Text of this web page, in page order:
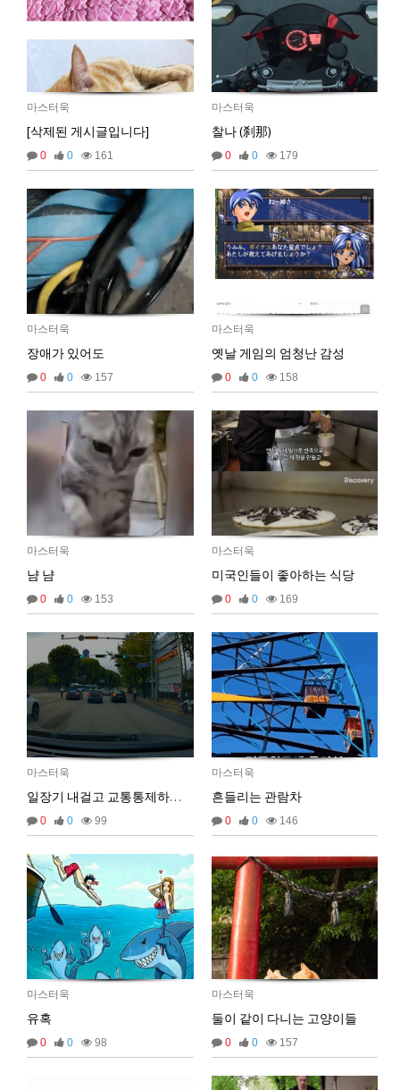
마스터욱
[삭제된 게시글입니다]
0 0 161
마스터욱
찰나 (刹那)
0 0 179
마스터욱
장애가 있어도
0 0 157
마스터욱
옛날 게임의 엄청난 감성
0 0 158
마스터욱
냠 냠
0 0 153
마스터욱
미국인들이 좋아하는 식당
0 0 169
마스터욱
일장기 내걸고 교통통제하는 견찰
0 0 99
마스터욱
흔들리는 관람차
0 0 146
마스터욱
유혹
0 0 98
마스터욱
둘이 같이 다니는 고양이들
0 0 157
마스터욱 18:04:17
2025년 06월 27일 금요일
벌레세끼 ㅡ.,ㅡ
09:50:02
벌레세끼
2025년 07월 03일 목요일
비회원dv2usu9hbebam2evg87nl8ufh5 안녕하세요!
견했네요!
19:24:33
비회원dv2usu9hbebam2evg87nl8ufh5 혹시 크롤링을 ms단위로 하시는분들도 계실까요? 19:24:47
비회원dv2usu9hbebam2evg87nl8ufh5 제 한계는 초단위네요...
19:24:54
마스터욱
초단위도 힘듭겁니다. 대부분 벤당해요 20:43:23
2025년 07월 16일 수요일
비회원rs68c0ijkc5rlcc0q4euob9mt5
선생님, 그럽 업비트 공지사항은 분단위로 해야 하
마스터욱 19:33:05
2025년 09월 05일 금요일
02:57:17
마스터욱 애플 승인완료~
02:58:02
비회원68l9ghg8eneq0bsbgv6odmq3eh 까꿍 15:45:11
2025년 09월 07일 일요일
비회원5jfgkg80qb0i8rulqnv6b416pt 오픈채팅 문의남겨놨습니다 06:45:08
벌레세끼 서울 놀러와라